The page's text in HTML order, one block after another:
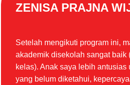
ZENISA PRAJNA
Setelah mengikuti program ini,
akademik disekolah sangat baik
kelas). Anak saya lebih antusias
yang belum diketahui,